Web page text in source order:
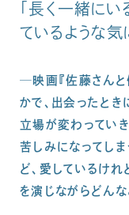
「長く一緒に
ているような気
─映画『佐藤さんと
かで、出会ったと
立場が変わってい
苦しみになってし
ど、愛しているけれ
を演じながらどんな